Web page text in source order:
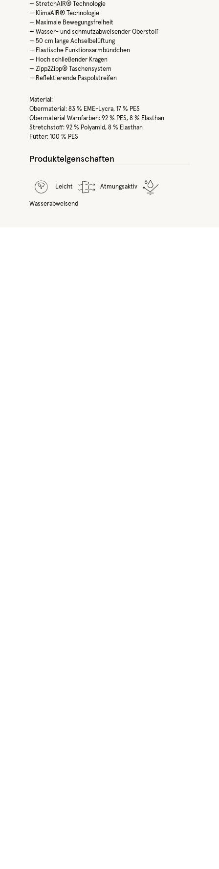
— StretchAIR® Technologie
— KlimaAIR® Technologie
— Maximale Bewegungsfreiheit
— Wasser- und schmutzabweisender Oberstoff
— 50 cm lange Achselbelüftung
— Elastische Funktionsarmbündchen
— Hoch schließender Kragen
— Zipp2Zipp® Taschensystem
— Reflektierende Paspolstreifen
Material:
Obermaterial: 83 % EME-Lycra, 17 % PES
Obermaterial Warnfarben: 92 % PES, 8 % Elasthan
Stretchstoff: 92 % Polyamid, 8 % Elasthan
Futter: 100 % PES
Produkteigenschaften
Leicht Atmungsaktiv
Wasserabweisend